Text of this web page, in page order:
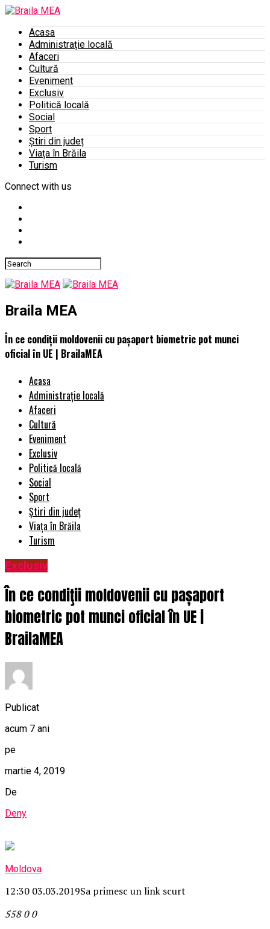
Acasa
Administrație locală
Afaceri
Cultură
Eveniment
Exclusiv
Politică locală
Social
Sport
Știri din județ
Viața în Brăila
Turism
Connect with us
Braila MEA
În ce condiţii moldovenii cu pașaport biometric pot munci
oficial în UE | BrailaMEA
Acasa
Administrație locală
Afaceri
Cultură
Eveniment
Exclusiv
Politică locală
Social
Sport
Știri din județ
Viața în Brăila
Turism
Exclusiv
În ce condiţii moldovenii cu pașaport
biometric pot munci oficial în UE |
BrailaMEA
Publicat
acum 7 ani
pe
martie 4, 2019
De
Deny
Moldova
12:30 03.03.2019Sa primesc un link scurt
55800